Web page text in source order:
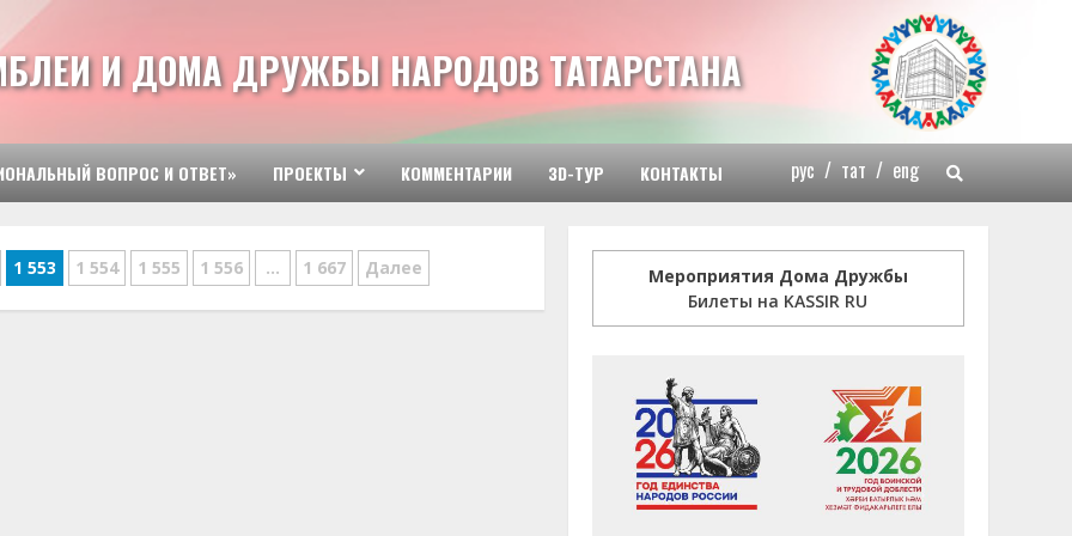
И ДОМА ДРУЖБЫ НАРОДОВ ТАТАРСТАНА
ВОПРОС И ОТВЕТ» ПРОЕКТЫ КОММЕНТАРИИ 3D-ТУР КОНТАКТЫ рус / тат / eng
1 553 1 554 1 555 1 556 … 1 667 Далее
Мероприятия Дома Дружбы
Билеты на KASSIR RU